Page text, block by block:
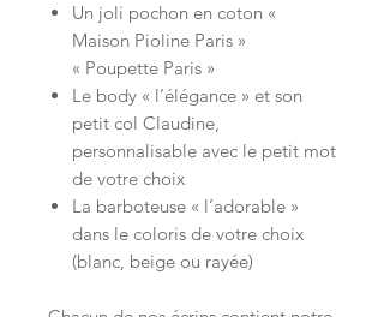
Un joli pochon en coton «
Maison Pioline Paris »
« Poupette Paris »
Le body « l’élégance » et son
petit col Claudine,
personnalisable avec le petit mot
de votre choix
La barboteuse « l’adorable »
dans le coloris de votre choix
(blanc, beige ou rayée)